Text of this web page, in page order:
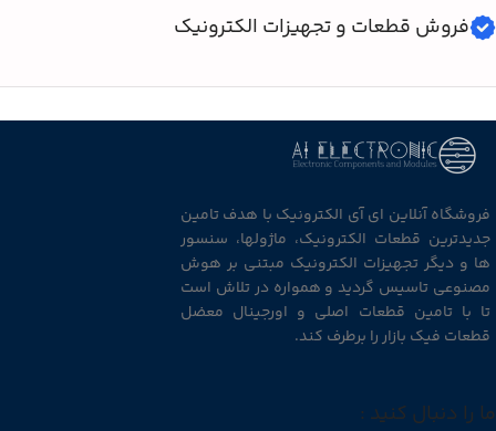
فروش قطعات و تجهیزات الکترونیک
فروشگاه آنلاین ای آی الکترونیک با هدف تامین
جدیدترین قطعات الکترونیک، ماژولها، سنسور
ها و دیگر تجهیزات الکترونیک مبتنی بر هوش
مصنوعی تاسیس گردید و همواره در تلاش است
تا با تامین قطعات اصلی و اورجینال معضل
قطعات فیک بازار را برطرف کند.
ما را دنبال کنید :